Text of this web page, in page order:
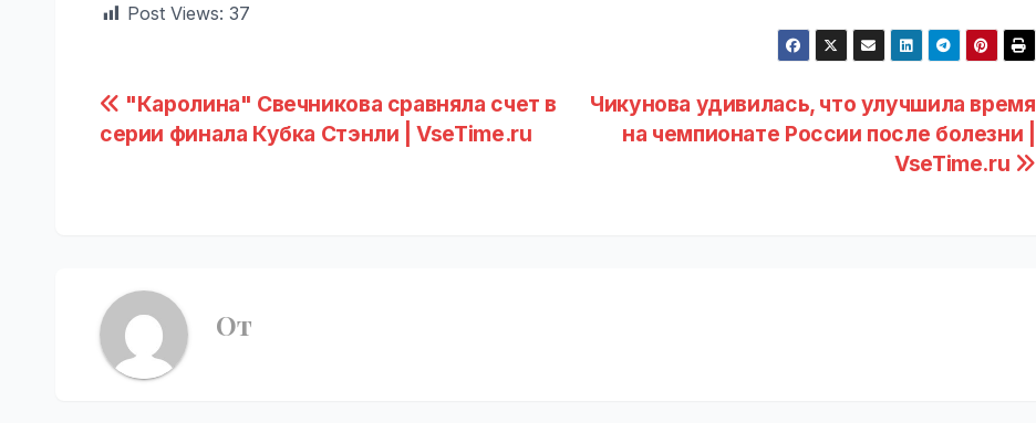
Post Views: 37
Навигация
по
Чикунова удивилась, что улучшила время
на чемпионате России после болезни |
VseTime.ru
"Каролина" Свечникова сравняла счет в
серии финала Кубка Стэнли | VseTime.ru
От